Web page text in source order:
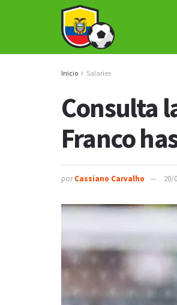
Inicio Salaries
Consulta
Franco
por Cassiano Carvalho 20/